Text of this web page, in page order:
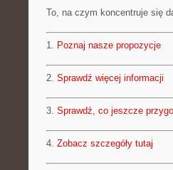
To, na czym koncentruje się
1. Poznaj nasze propozycje
2. Sprawdź więcej informacji
3. Sprawdź, co jeszcze
4. Zobacz szczegóły tutaj